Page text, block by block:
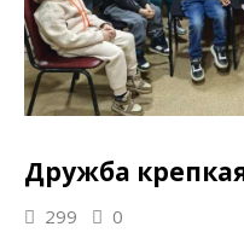
Дружба
299 0